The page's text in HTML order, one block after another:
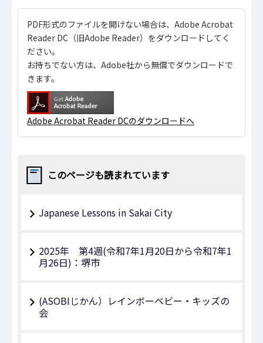
PDF形式のファイルを開けない場合は、Adobe Acrobat
Reader DC（旧Adobe Reader）をダウンロードしてく
ださい。
お持ちでない方は、Adobe社から無償でダウンロードで
きます。
Adobe Acrobat Reader DCのダウンロードへ
このページも読まれています
Japanese Lessons in Sakai City
2025年 第4週(令和7年1月20日から令和7年1
月26日)：堺市
(ASOBIじかん）レインボーベビー・キッズの
会